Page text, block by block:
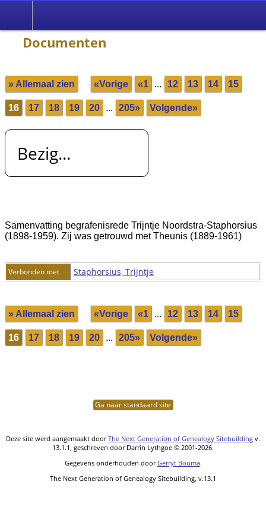
Documenten
» Allemaal zien «Vorige «1 ... 12 13 14 15
16 17 18 19 20 ... 205» Volgende»
Bezig...
Samenvatting begrafenisrede Trijntje Noordstra-Staphorsius
(1898-1959). Zij was getrouwd met Theunis (1889-1961)
Verbonden met Staphorsius, Trijntje
» Allemaal zien «Vorige «1 ... 12 13 14 15
16 17 18 19 20 ... 205» Volgende»
Ga naar standaard site
Deze site werd aangemaakt doorThe Next Generation of Genealogy Sitebuilding v.
13.1.1, geschreven door Darrin Lythgoe © 2001-2026.
Gegevens onderhouden doorGerryt Bouma.
The Next Generation of Genealogy Sitebuilding, v.13.1